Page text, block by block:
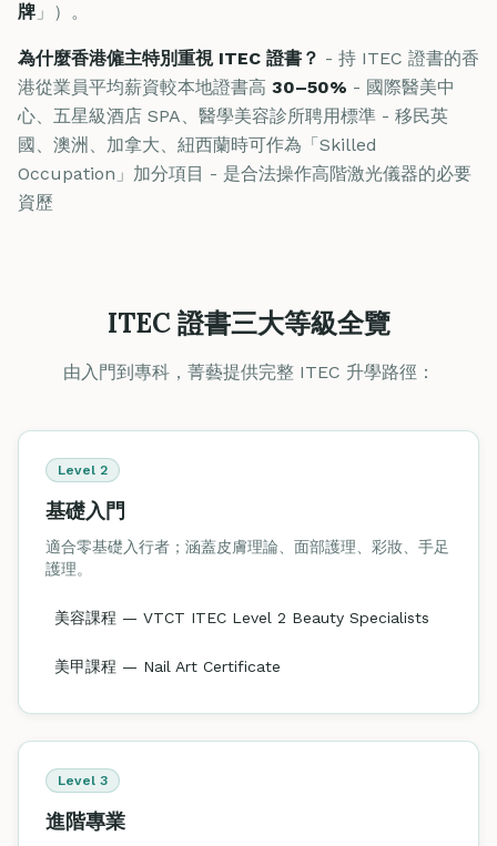
牌 」）。
為什麼香港僱主特別重視 ITEC 證書？ - 持 ITEC 證書的香
港從業員平均薪資較本地證書高 30–50% - 國際醫美中
心、五星級酒店 SPA、醫學美容診所聘用標準 - 移民英
國、澳洲、加拿大、紐西蘭時可作為「Skilled
Occupation」加分項目 - 是合法操作高階激光儀器的必要
資歷
ITEC 證書三大等級全覽
由入門到專科，菁藝提供完整 ITEC 升學路徑：
Level 2
基礎入門
適合零基礎入行者；涵蓋皮膚理論、面部護理、彩妝、手足
護理。
美容課程 — VTCT ITEC Level 2 Beauty Specialists
美甲課程 — Nail Art Certificate
Level 3
進階專業